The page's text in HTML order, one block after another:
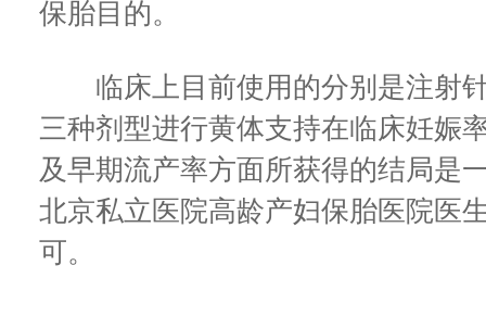
保胎目的。
临床上目前使用的分别是注射针
三种剂型进行黄体支持在临床妊娠
及早期流产率方面所获得的结局是
北京私立医院高龄产妇保胎医院医
可。